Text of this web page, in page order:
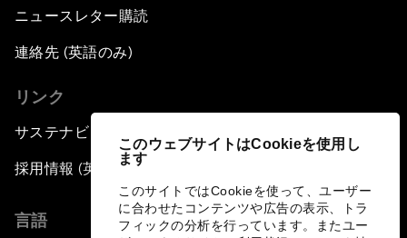
このウェブサイトはCookieを使用し
ます
このサイトではCookieを使って、ユーザー
に合わせたコンテンツや広告の表示、トラ
フィックの分析を行っています。またユー
ニュースレター購読
連絡先 (英語のみ)
リンク
サステナビリティへの取り組み
採用情報 (英語のみ)
言語